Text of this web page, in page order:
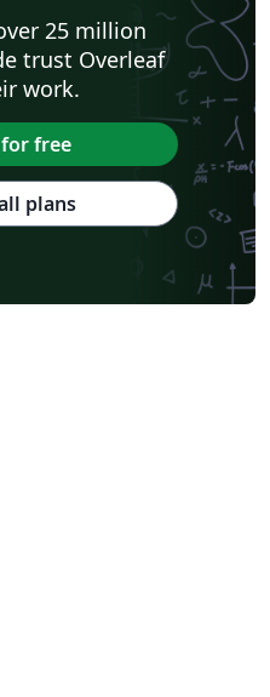
25 million
trust Overleaf
work.
free
plans